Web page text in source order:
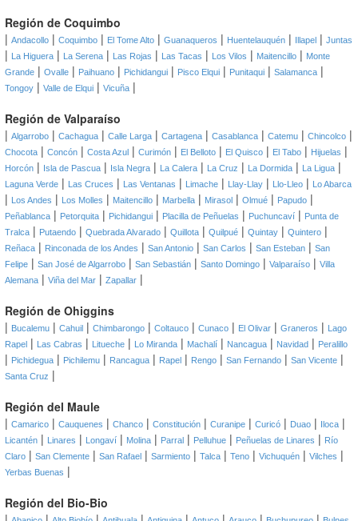
Región de Coquimbo
| Andacollo | Coquimbo | El Tome Alto | Guanaqueros | Huentelauquén | Illapel | Juntas
| La Higuera | La Serena | Las Rojas | Las Tacas | Los Vilos | Maitencillo | Monte
Grande | Ovalle | Paihuano | Pichidangui | Pisco Elqui | Punitaqui | Salamanca |
Tongoy | Valle de Elqui | Vicuña |
Región de Valparaíso
| Algarrobo | Cachagua | Calle Larga | Cartagena | Casablanca | Catemu | Chincolco |
Chocota | Concón | Costa Azul | Curimón | El Belloto | El Quisco | El Tabo | Hijuelas |
Horcón | Isla de Pascua | Isla Negra | La Calera | La Cruz | La Dormida | La Ligua |
Laguna Verde | Las Cruces | Las Ventanas | Limache | Llay-Llay | Llo-Lleo | Lo Abarca
| Los Andes | Los Molles | Maitencillo | Marbella | Mirasol | Olmué | Papudo |
Peñablanca | Petorquita | Pichidangui | Placilla de Peñuelas | Puchuncaví | Punta de
Tralca | Putaendo | Quebrada Alvarado | Quillota | Quilpué | Quintay | Quintero |
Reñaca | Rinconada de los Andes | San Antonio | San Carlos | San Esteban | San
Felipe | San José de Algarrobo | San Sebastián | Santo Domingo | Valparaíso | Villa
Alemana | Viña del Mar | Zapallar |
Región de Ohiggins
| Bucalemu | Cahuil | Chimbarongo | Coltauco | Cunaco | El Olivar | Graneros |
Lago
Rapel | Las Cabras | Litueche | Lo Miranda | Machalí | Nancagua | Navidad | Peralillo
| Pichidegua | Pichilemu | Rancagua | Rapel | Rengo | San Fernando | San Vicente |
Santa Cruz |
Región del Maule
| Camarico | Cauquenes | Chanco | Constitución | Curanipe | Curicó | Duao | Iloca |
Licantén | Linares | Longaví | Molina | Parral | Pelluhue | Peñuelas de Linares | Río
Claro | San Clemente | San Rafael | Sarmiento | Talca | Teno | Vichuquén | Vilches |
Yerbas Buenas |
Región del Bio-Bio